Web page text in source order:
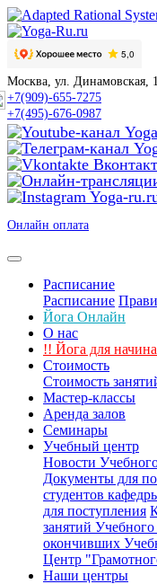
Москва, ул. Динамовская,
+7(909)-655-7275
+7(495)-676-0987
Онлайн оплата
Расписание
Расписание
Йога Онлайн
О нас
!! Йога для
Стоимость
Стоимость
Мастер-классы
Аренда залов
Семинары
Учебный центр
Новости
Документы для
студентов
для поступления
занятий Учебного
окончивших
Центр
Наши центры